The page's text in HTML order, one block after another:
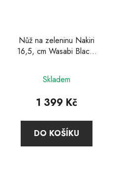
Nůž na zeleninu Nakiri
16,5, cm Wasabi Black,
hodnocení
produktu
5,0
z
Skladem
1 399 Kč
DO KOŠÍKU